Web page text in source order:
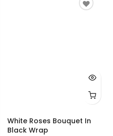
White Roses Bouquet In
Black Wrap